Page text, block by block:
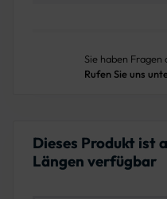
Sie haben
Rufen Sie uns
Dieses Produkt ist
Längen verfügbar